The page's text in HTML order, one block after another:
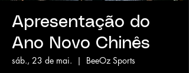
Apresentação do
Ano Novo Chinês
sáb., 23 de mai.
  |
BeeOz Sports